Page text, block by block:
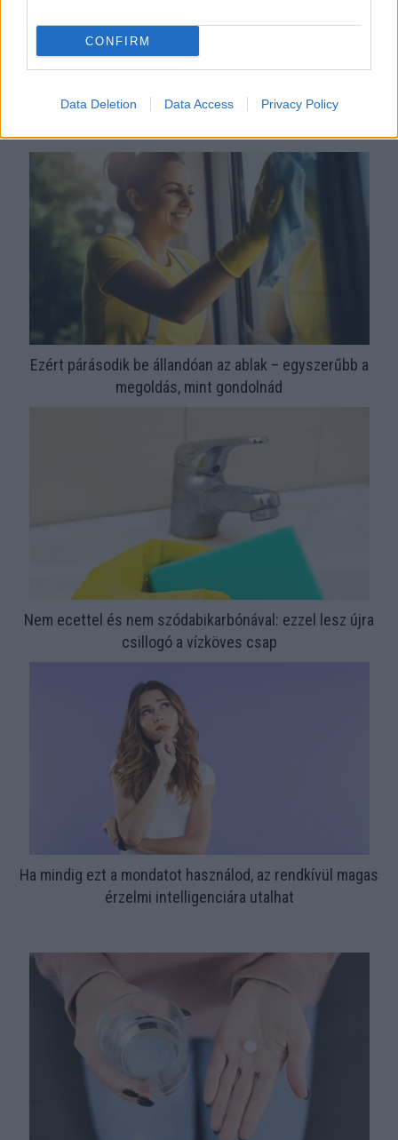
CONFIRM
Data Deletion Data Access Privacy Policy
söpörd a szőnyeg alá
Ezért párásodik be állandóan az ablak – egyszerűbb a
megoldás, mint gondolnád
Nem ecettel és nem szódabikarbónával: ezzel lesz újra
csillogó a vízköves csap
Ha mindig ezt a mondatot használod, az rendkívül magas
érzelmi intelligenciára utalhat